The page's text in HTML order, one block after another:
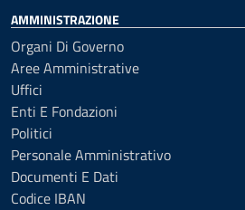
AMMINISTRAZIONE
Organi Di Governo
Aree Amministrative
Uffici
Enti E Fondazioni
Politici
Personale Amministrativo
Documenti E Dati
Codice IBAN